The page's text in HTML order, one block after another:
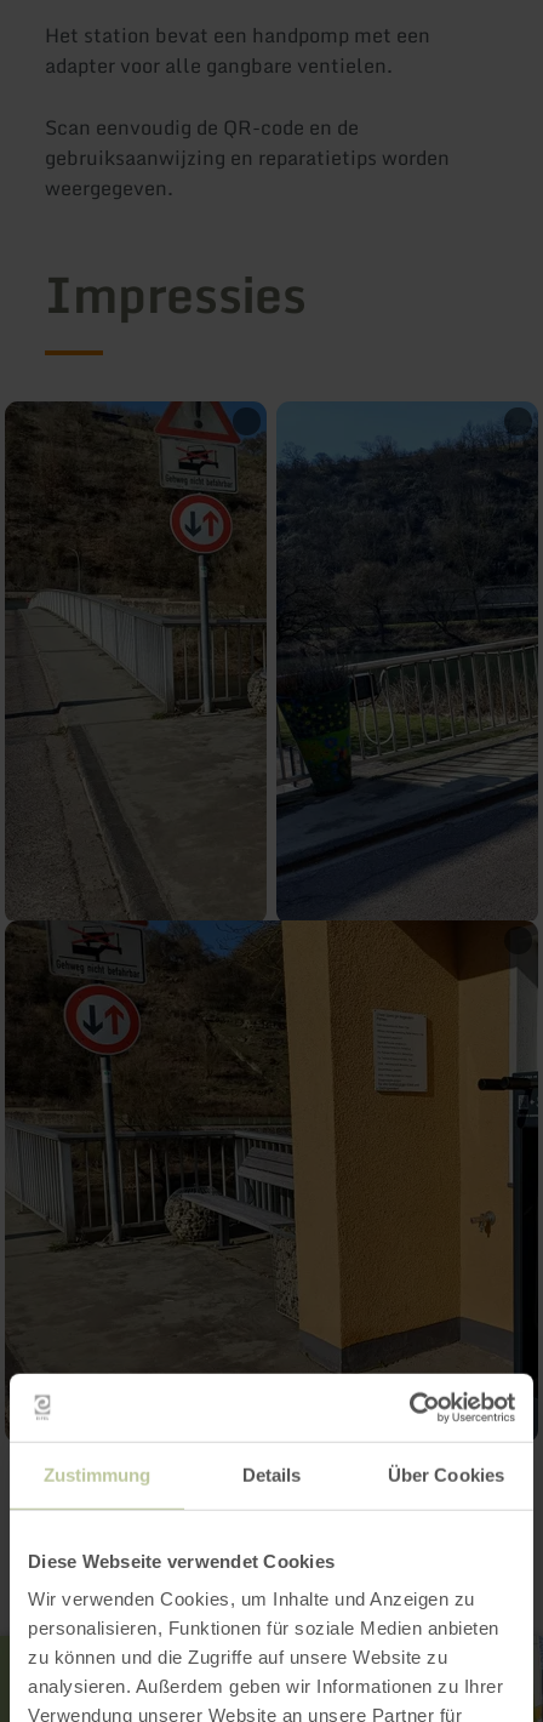
Zustimmung Details Über Cookies
Diese Webseite verwendet Cookies
Wir verwenden Cookies, um Inhalte und Anzeigen zu
personalisieren, Funktionen für soziale Medien anbieten
zu können und die Zugriffe auf unsere Website zu
analysieren. Außerdem geben wir Informationen zu Ihrer
Verwendung unserer Website an unsere Partner für
Het station bevat een handpomp met een
adapter voor alle gangbare ventielen.
Scan eenvoudig de QR-code en de
gebruiksaanwijzing en reparatietips worden
weergegeven.
Impressies
Contact